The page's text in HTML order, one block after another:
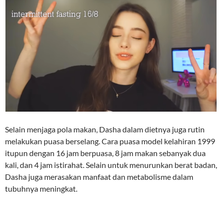
Selain menjaga pola makan, Dasha dalam dietnya juga rutin
melakukan puasa berselang. Cara puasa model kelahiran 1999
itupun dengan 16 jam berpuasa, 8 jam makan sebanyak dua
kali, dan 4 jam istirahat. Selain untuk menurunkan berat badan,
Dasha juga merasakan manfaat dan metabolisme dalam
tubuhnya meningkat.